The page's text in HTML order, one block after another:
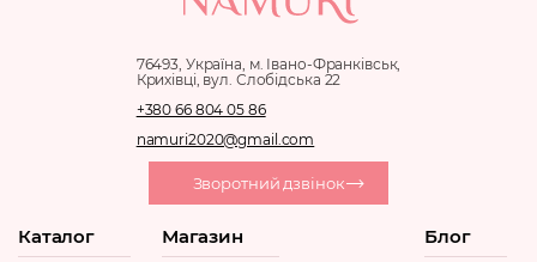
76493, Україна, м. Івано-Франківськ,
Крихівці, вул. Слобідська 22
+380 66 804 05 86
namuri2020@gmail.com
Каталог Магазин Блог
Зворотний дзвінок